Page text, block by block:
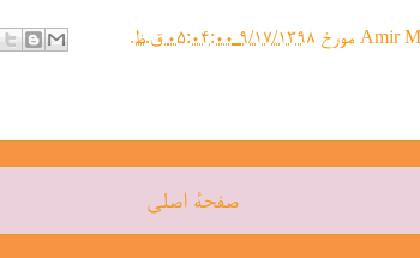
مورخ ۹/۱۷/۱۳۹۸ ۰۵:۰۴:۰۰ ق.ظ.
صفحهٔ اصلی